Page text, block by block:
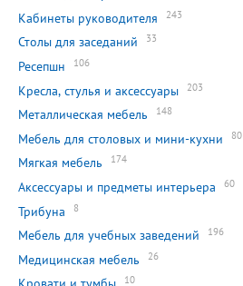
Кабинеты руководителя 243
Столы для заседаний 33
Ресепшн 106
Кресла, стулья и аксессуары 203
Металлическая мебель 148
Мебель для столовых и мини-кухни 80
Мягкая мебель 174
Аксессуары и предметы интерьера 60
Трибуна 8
Мебель для учебных заведений 196
Медицинская мебель 26
10